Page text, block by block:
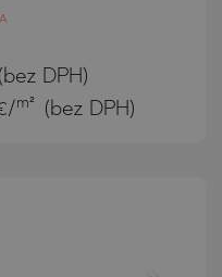
(bez DPH)
m² (bez DPH)